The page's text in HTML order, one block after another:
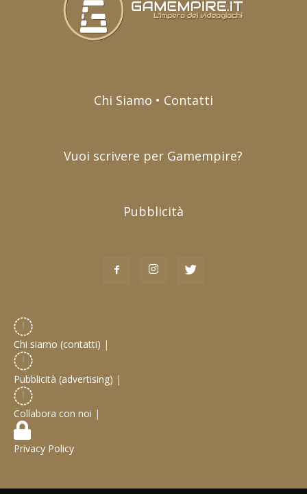
Chi Siamo • Contatti
Vuoi scrivere per Gamempire?
Pubblicità
Chi siamo (contatti) |
Pubblicità (advertising) |
Collabora con noi |
Privacy Policy